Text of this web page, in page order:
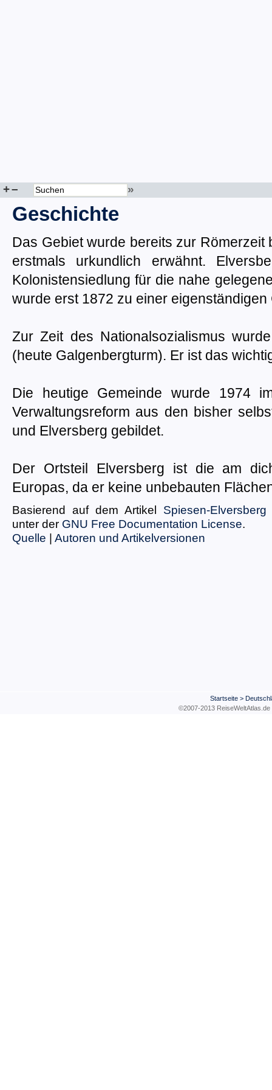
+– »
Geschichte
Das Gebiet wurde bereits zur Römerzeit
erstmals urkundlich erwähnt.
Kolonistensiedlung für die nahe
wurde erst 1872 zu einer eigenständigen
Zur Zeit des Nationalsozialismus
(heute Galgenbergturm). Er ist das
Die heutige Gemeinde wurde 1974
Verwaltungsreform aus den bisher
und Elversberg gebildet.
Der Ortsteil Elversberg ist die am
Europas, da er keine unbebauten
Basierend auf dem Artikel Spiesen-Elversberg
unter der GNU Free Documentation License.
Quelle | Autoren und Artikelversionen
Startseite >
©2007-2013